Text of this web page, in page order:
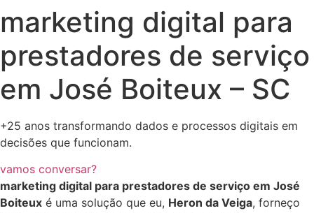
marketing digital para
prestadores de serviço
em José Boiteux – SC
+25 anos transformando dados e processos digitais em
decisões que funcionam.
vamos conversar?
marketing digital para prestadores de serviço em José
Boiteux é uma solução que eu, Heron da Veiga, forneço